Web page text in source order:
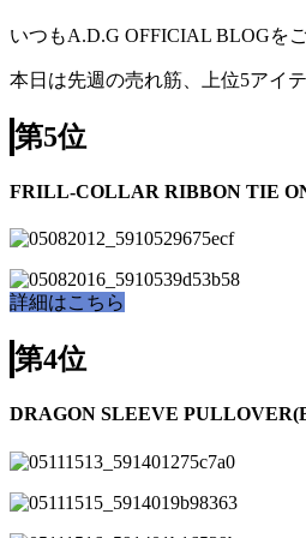
いつもA.D.G OFFICIAL BLOGを
本日は先週の売れ筋、上位5アイ
第5位
FRILL-COLLAR RIBBON TIE
詳細はこちら
第4位
DRAGON SLEEVE